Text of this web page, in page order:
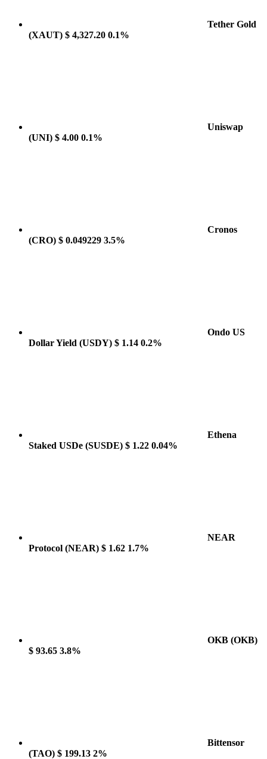
Tether Gold
(XAUT) $ 4,327.20 0.1%
Uniswap
(UNI) $ 4.00 0.1%
Cronos
(CRO) $ 0.049229 3.5%
Ondo US
Dollar Yield (USDY) $ 1.14 0.2%
Ethena
Staked USDe (SUSDE) $ 1.22 0.04%
NEAR
Protocol (NEAR) $ 1.62 1.7%
OKB (OKB)
$ 93.65 3.8%
Bittensor
(TAO) $ 199.13 2%